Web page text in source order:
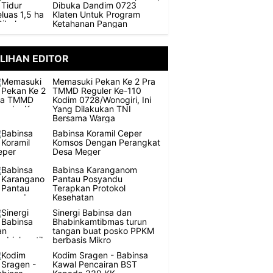
Dibuka Dandim 0723
Klaten Untuk Program
Ketahanan Pangan
EDITOR
Memasuki Pekan Ke 2 Pra
TMMD Reguler Ke-110
Kodim 0728/Wonogiri, Ini
Yang Dilakukan TNI
Bersama Warga
Babinsa Koramil Ceper
Komsos Dengan Perangkat
Desa Meger
Babinsa Karanganom
Pantau Posyandu
Terapkan Protokol
Kesehatan
Sinergi Babinsa dan
Bhabinkamtibmas turun
tangan buat posko PPKM
berbasis Mikro
Kodim Sragen - Babinsa
Kawal Pencairan BST